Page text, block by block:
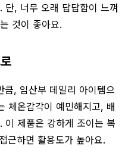
단, 너무 오래 답답함이 느껴
것이 좋아요.
큼, 임산부 데일리 아이템으
체온감각이 예민해지고, 배
이 제품은 강하게 조이는 복
근하면 활용도가 높아요.